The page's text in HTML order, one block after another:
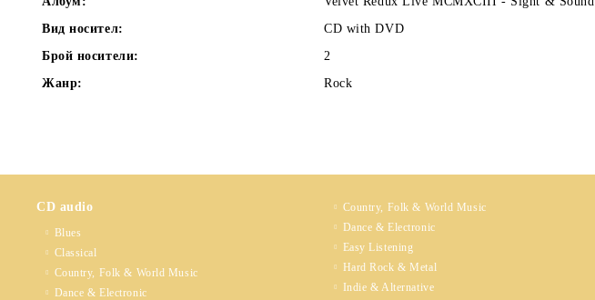
Вид носител:
CD with DVD
Брой носители:
2
Жанр:
Rock
CD audio
Blues
Classical
Country, Folk & World Music
Dance & Electronic
Country, Folk & World Music
Dance & Electronic
Easy Listening
Hard Rock & Metal
Indie & Alternative